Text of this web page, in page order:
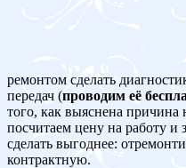
ремонтом сделать
передач (проводим её
того, как выяснена
посчитаем цену на работу и
сделать выгоднее:
контрактную.